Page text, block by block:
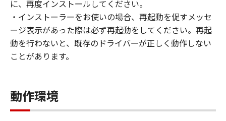
(2) お客様は、「本ソフトウェア」の全部また
は一部を修正、改変、逆コンパイル、逆アセン
ブル、その他リバースエンジニアリング等する
ことはできません。また第三者にこのような行
為をさせてはなりません。
お客様は、「本ソフトウェア」に含まれるキヤ
ノンまたはキヤノンのライセンサーの著作権表
に、再度インストールしてください。
・インストーラーをお使いの場合、再起動を促すメッセ
ージ表示があった際は必ず再起動をしてください。再起
動を行わないと、既存のドライバーが正しく動作しない
ことがあります。
動作環境